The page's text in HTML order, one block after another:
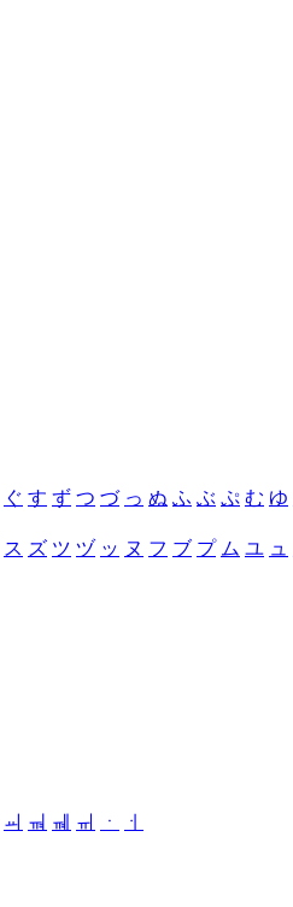
ぐ す ず つ づ っ ぬ ふ ぶ ぷ む ゆ
ス ズ ツ ヅ ッ ヌ フ ブ プ ム ユ ュ
ㆉ ㆊ ㆋ ㆌ ㆍ
ㆎ